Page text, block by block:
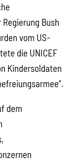
Bush
vom US-
die UNICEF
Kindersoldaten
dem